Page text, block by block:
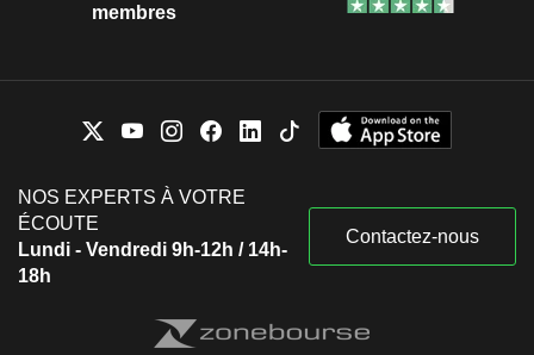
membres
NOS EXPERTS À VOTRE
ÉCOUTE
Lundi - Vendredi 9h-12h / 14h-
18h
Contactez-nous